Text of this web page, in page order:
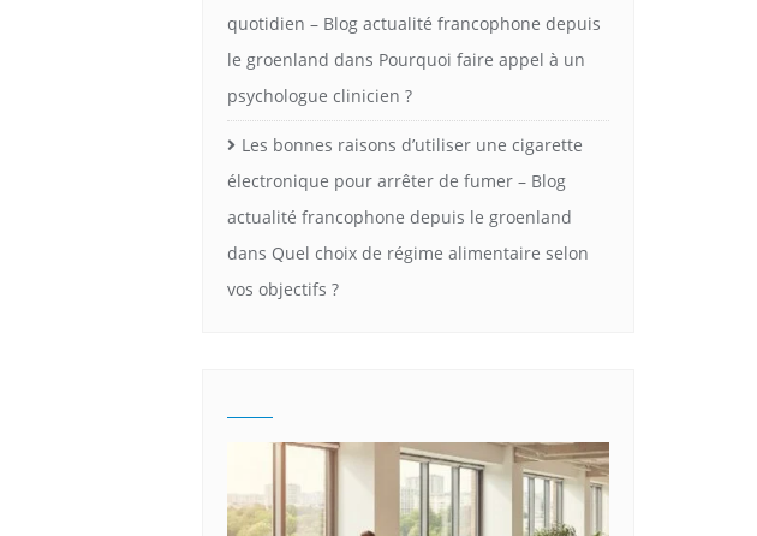
quotidien – Blog actualité francophone depuis
le groenland dans Pourquoi faire appel à un
psychologue clinicien ?
Les bonnes raisons d’utiliser une cigarette
électronique pour arrêter de fumer – Blog
actualité francophone depuis le groenland
dans Quel choix de régime alimentaire selon
vos objectifs ?